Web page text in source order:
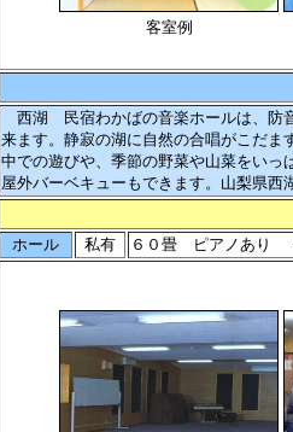
客室例
西湖 民宿わかばの音楽ホールは、防
来ます。静寂の湖に自然の合唱がこだま
中での遊びや、季節の野菜や山菜をいっ
屋外バーベキューもできます。山梨県西
ホール 私有 ６０畳 ピアノあり